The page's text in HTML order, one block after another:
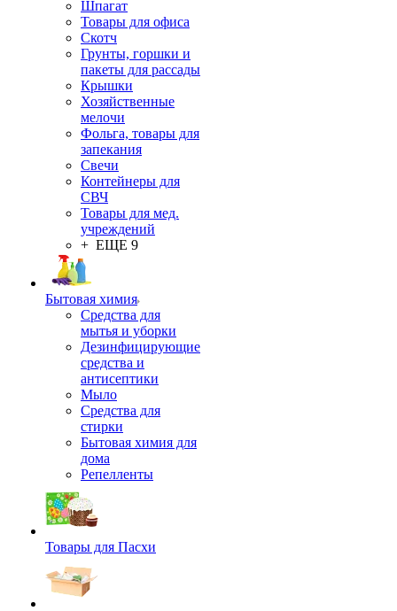
Шпагат
Товары для офиса
Скотч
Грунты, горшки и
пакеты для рассады
Крышки
Хозяйственные
мелочи
Фольга, товары для
запекания
Свечи
Контейнеры для
СВЧ
Товары для мед.
учреждений
+ ЕЩЕ 9
Бытовая химия
Средства для
мытья и уборки
Дезинфицирующие
средства и
антисептики
Мыло
Средства для
стирки
Бытовая химия для
дома
Репелленты
Товары для Пасхи